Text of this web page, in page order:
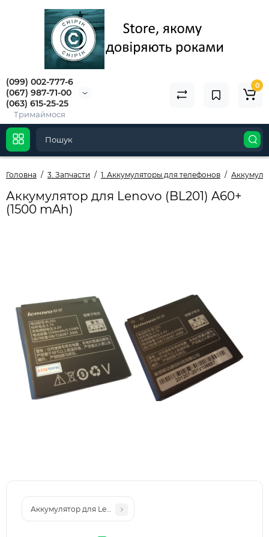
(099) 002-777-6
(067) 987-71-00
(063) 615-25-25
Тримаймося
0
Головна 3. Запчасти 1. Аккумуляторы для телефонов
Аккумулятор для Lenovo (BL201) A60+
(1500 mAh)
Аккумулятор для Lenovo (BL215) S960 (2070 mAh)